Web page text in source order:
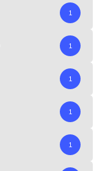
1
1
1
1
1